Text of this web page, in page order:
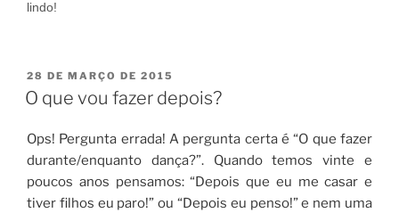
lindo!
PUBLICADO
EM
28 DE MARÇO DE 2015
O que vou fazer depois?
Ops! Pergunta errada! A pergunta certa é “O que fazer
durante/enquanto dança?”. Quando temos vinte e
poucos anos pensamos: “Depois que eu me casar e
tiver filhos eu paro!” ou “Depois eu penso!” e nem uma